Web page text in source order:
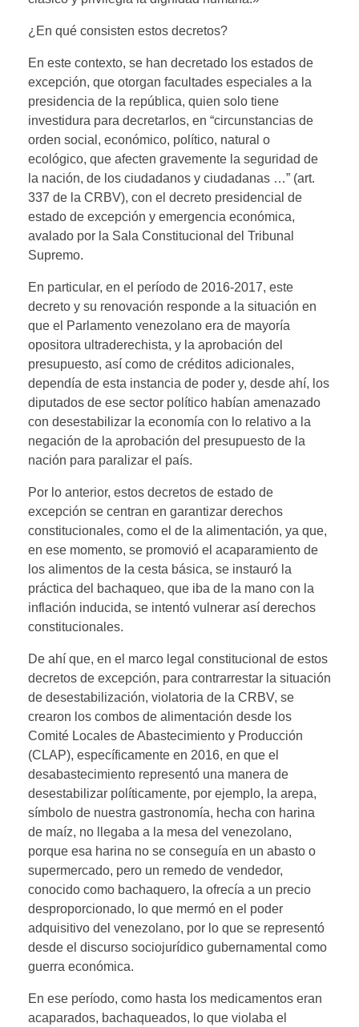
¿En qué consisten estos decretos?
En este contexto, se han decretado los estados de
excepción, que otorgan facultades especiales a la
presidencia de la república, quien solo tiene
investidura para decretarlos, en “circunstancias de
orden social, económico, político, natural o
ecológico, que afecten gravemente la seguridad de
la nación, de los ciudadanos y ciudadanas …” (art.
337 de la CRBV), con el decreto presidencial de
estado de excepción y emergencia económica,
avalado por la Sala Constitucional del Tribunal
Supremo.
En particular, en el período de 2016-2017, este
decreto y su renovación responde a la situación en
que el Parlamento venezolano era de mayoría
opositora ultraderechista, y la aprobación del
presupuesto, así como de créditos adicionales,
dependía de esta instancia de poder y, desde ahí, los
diputados de ese sector político habían amenazado
con desestabilizar la economía con lo relativo a la
negación de la aprobación del presupuesto de la
nación para paralizar el país.
Por lo anterior, estos decretos de estado de
excepción se centran en garantizar derechos
constitucionales, como el de la alimentación, ya que,
en ese momento, se promovió el acaparamiento de
los alimentos de la cesta básica, se instauró la
práctica del bachaqueo, que iba de la mano con la
inflación inducida, se intentó vulnerar así derechos
constitucionales.
De ahí que, en el marco legal constitucional de estos
decretos de excepción, para contrarrestar la situación
de desestabilización, violatoria de la CRBV, se
crearon los combos de alimentación desde los
Comité Locales de Abastecimiento y Producción
(CLAP), específicamente en 2016, en que el
desabastecimiento representó una manera de
desestabilizar políticamente, por ejemplo, la arepa,
símbolo de nuestra gastronomía, hecha con harina
de maíz, no llegaba a la mesa del venezolano,
porque esa harina no se conseguía en un abasto o
supermercado, pero un remedo de vendedor,
conocido como bachaquero, la ofrecía a un precio
desproporcionado, lo que mermó en el poder
adquisitivo del venezolano, por lo que se representó
desde el discurso sociojurídico gubernamental como
guerra económica.
En ese período, como hasta los medicamentos eran
acaparados, bachaqueados, lo que violaba el